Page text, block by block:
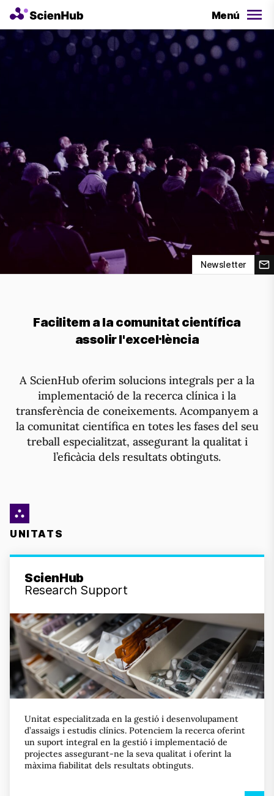
Menú
ScienHub
Newsletter
Facilitem a la comunitat científica
assolir l'excel·lència
A ScienHub oferim solucions integrals per a la
implementació de la recerca clínica i la
transferència de coneixements. Acompanyem a
la comunitat científica en totes les fases del seu
treball especialitzat, assegurant la qualitat i
l’eficàcia dels resultats obtinguts.
UNITATS
ScienHub
Research Support
Unitat especialitzada en la gestió i desenvolupament
d’assaigs i estudis clínics. Potenciem la recerca oferint
un suport integral en la gestió i implementació de
projectes assegurant-ne la seva qualitat i oferint la
màxima fiabilitat dels resultats obtinguts.